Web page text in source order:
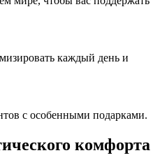
каждый день и
с особенными подарками.
комфорта